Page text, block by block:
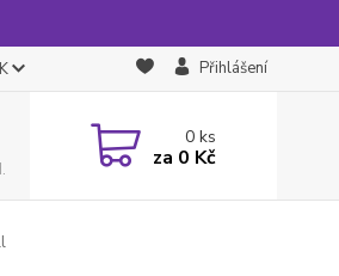
Přihlášení
0ks
za 0 Kč